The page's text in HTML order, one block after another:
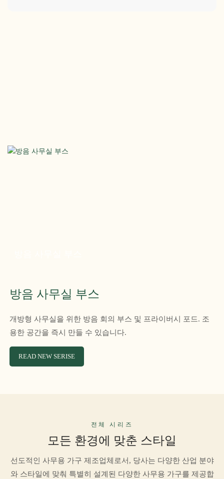
방음 사무실 부스
개방형 사무실을 위한 방음 회의 부스 및 프라이버시 포드. 조
용한 공간을 즉시 만들 수 있습니다.
READ NEW SERISE
전체 시리즈
모든 환경에 맞춘 스타일
선도적인 사무용 가구 제조업체로서, 당사는 다양한 산업 분야
와 스타일에 맞춰 특별히 설계된 다양한 사무용 가구를 제공합